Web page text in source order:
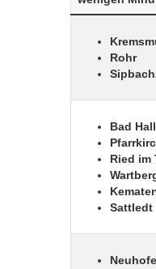
Rohr
Bad Hall
Ried im
Sattledt